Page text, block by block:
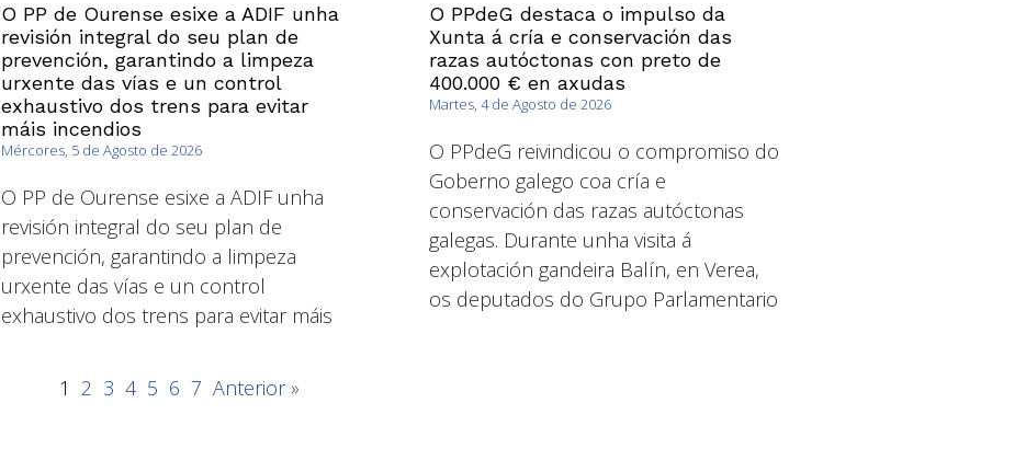
O PP de Ourense esixe a ADIF unha
revisión integral do seu plan de
prevención, garantindo a limpeza
urxente das vías e un control
exhaustivo dos trens para evitar
máis incendios
Mércores, 5 de Agosto de 2026
O PP de Ourense esixe a ADIF unha
revisión integral do seu plan de
prevención, garantindo a limpeza
urxente das vías e un control
exhaustivo dos trens para evitar máis
O PPdeG destaca o impulso da
Xunta á cría e conservación das
razas autóctonas con preto de
400.000 € en axudas
Martes, 4 de Agosto de 2026
O PPdeG reivindicou o compromiso do
Goberno galego coa cría e
conservación das razas autóctonas
galegas. Durante unha visita á
explotación gandeira Balín, en Verea,
os deputados do Grupo Parlamentario
1 2 3 4 5 6 7 Anterior »